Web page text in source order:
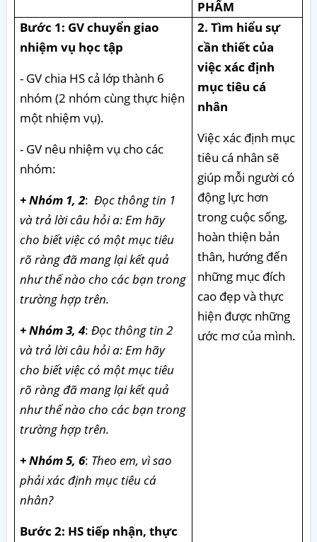
PHẨM
Bước 1: GV chuyển giao
nhiệm vụ học tập
- GV chia HS cả lớp thành 6
nhóm (2 nhóm cùng thực hiện
một nhiệm vụ).
- GV nêu nhiệm vụ cho các
nhóm:
+ Nhóm 1, 2: Đọc thông tin 1
và trả lời câu hỏi a: Em hãy
cho biết việc có một mục tiêu
rõ ràng đã mang lại kết quả
như thế nào cho các bạn trong
trường hợp trên.
+ Nhóm 3, 4:Đọc thông tin 2
và trả lời câu hỏi a: Em hãy
cho biết việc có một mục tiêu
rõ ràng đã mang lại kết quả
như thế nào cho các bạn trong
trường hợp trên.
+ Nhóm 5, 6: Theo em, vì sao
phải xác định mục tiêu cá
nhân?
Bước 2: HS tiếp nhận, thực
2. Tìm hiểu sự
cần thiết của
việc xác định
mục tiêu cá
nhân
Việc xác định mục
tiêu cá nhân sẽ
giúp mỗi người có
động lực hơn
trong cuộc sống,
hoàn thiện bản
thân, hướng đến
những mục đích
cao đẹp và thực
hiện được những
ước mơ của mình.